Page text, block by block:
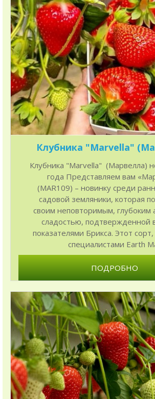
Клубника "Marvella"
Клубника "Marvella" (Марвелла)
года Представляем вам
(MAR109) – новинку среди
садовой земляники, которая
своим неповторимым, глубоким
сладостью, подтвержденной
показателями Брикса. Этот
специалистами Earth
ПОДРОБНО